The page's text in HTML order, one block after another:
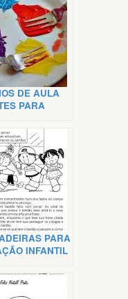
DE AULA
PARA
INFANTIL
PARA
INFANTIL